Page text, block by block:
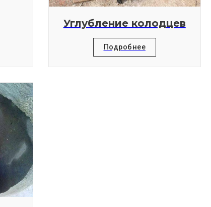
Углубление колодцев
Подробнее